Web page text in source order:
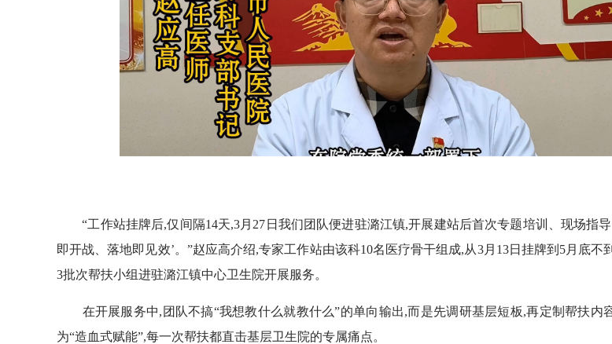
“工作站挂牌后,仅间隔14天,3月27日我们团队便进驻潞江镇,开展建站后首次专题培训、现场指导
即开战、落地即见效’。”赵应高介绍,专家工作站由该科10名医疗骨干组成,从3月13日挂牌到5月底不
3批次帮扶小组进驻潞江镇中心卫生院开展服务。
在开展服务中,团队不搞“我想教什么就教什么”的单向输出,而是先调研基层短板,再定制帮扶内
为“造血式赋能”,每一次帮扶都直击基层卫生院的专属痛点。